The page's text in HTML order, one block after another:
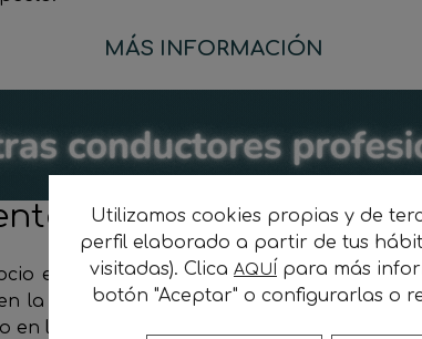
MÁS INFORMACIÓN
en una cooperativa «de grupo «, debe
la financiación inicial del proyecto
en los
Utilizamos cookies propias y de
perfil elaborado a partir de tus
visitadas). Clica AQUÍ para más
botón "Aceptar" o configurarlas o